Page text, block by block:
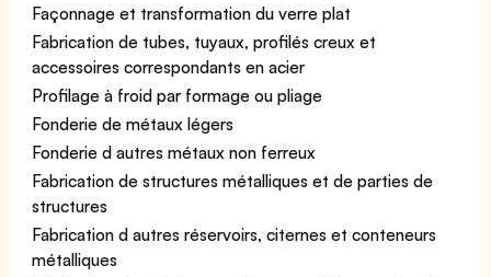
Façonnage et transformation du verre plat
Fabrication de tubes, tuyaux, profilés creux et
accessoires correspondants en acier
Profilage à froid par formage ou pliage
Fonderie de métaux légers
Fonderie d autres métaux non ferreux
Fabrication de structures métalliques et de parties de
structures
Fabrication d autres réservoirs, citernes et conteneurs
métalliques